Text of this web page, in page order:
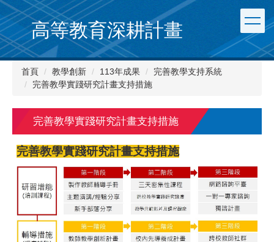
跳
到
主
要
內
高等教育深耕計畫
首頁 教學創新 113年成果
完善教學支持系統
完善教學實踐研究計畫支持措施
完善教學實踐研究計畫支持措施
完善教學實踐研究計畫支持措施